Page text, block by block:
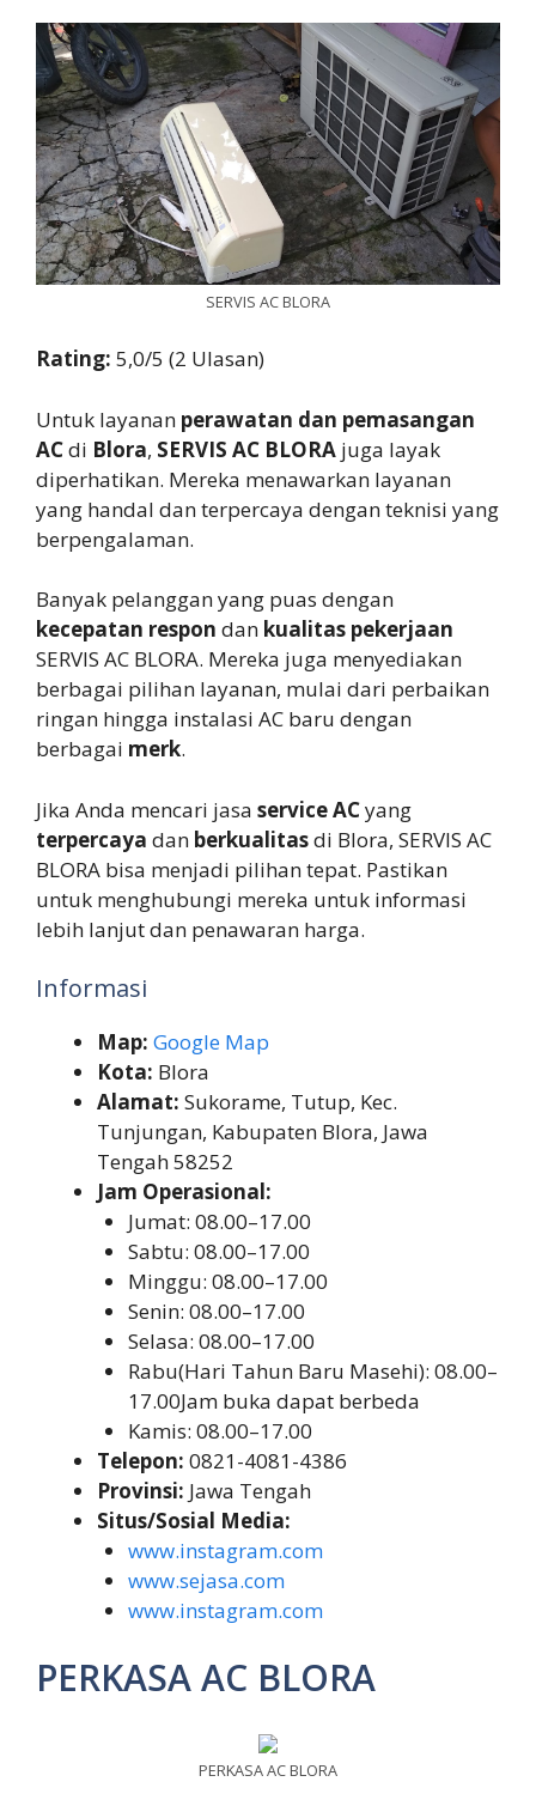
SERVIS AC BLORA
Rating: 5,0/5 (2 Ulasan)
Untuk layanan perawatan dan pemasangan
ACdi Blora, SERVIS AC BLORA juga layak
diperhatikan. Mereka menawarkan layanan
yang handal dan terpercaya dengan teknisi yang
berpengalaman.
Banyak pelanggan yang puas dengan
kecepatan respon dan kualitas pekerjaan
SERVIS AC BLORA. Mereka juga menyediakan
berbagai pilihan layanan, mulai dari perbaikan
ringan hingga instalasi AC baru dengan
berbagai merk.
Jika Anda mencari jasa service ACyang
terpercaya dan berkualitasdi Blora, SERVIS AC
BLORA bisa menjadi pilihan tepat. Pastikan
untuk menghubungi mereka untuk informasi
lebih lanjut dan penawaran harga.
Informasi
Map: Google Map
Kota: Blora
Alamat: Sukorame, Tutup, Kec.
Tunjungan, Kabupaten Blora, Jawa
Tengah 58252
Jam Operasional:
Jumat: 08.00–17.00
Sabtu: 08.00–17.00
Minggu: 08.00–17.00
Senin: 08.00–17.00
Selasa: 08.00–17.00
Rabu(Hari Tahun Baru Masehi): 08.00–
17.00Jam buka dapat berbeda
Kamis: 08.00–17.00
Telepon: 0821-4081-4386
Provinsi: Jawa Tengah
Situs/Sosial Media:
www.instagram.com
www.sejasa.com
www.instagram.com
PERKASA AC BLORA
PERKASA AC BLORA